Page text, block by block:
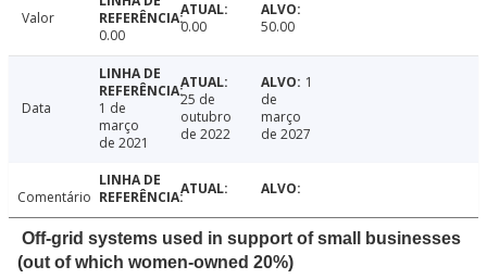
Valor
0.00
0.00 50.00
Data
1 de
março
de 2021
25 de
outubro
de 2022
1
de
março
de 2027
Comentário
Off-grid systems used in support of small businesses
(out of which women-owned 20%)